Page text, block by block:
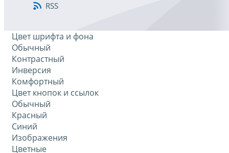
RSS
Цвет шрифта и фона
Обычный
Контрастный
Инверсия
Комфортный
Цвет кнопок и ссылок
Обычный
Красный
Синий
Изображения
Цветные